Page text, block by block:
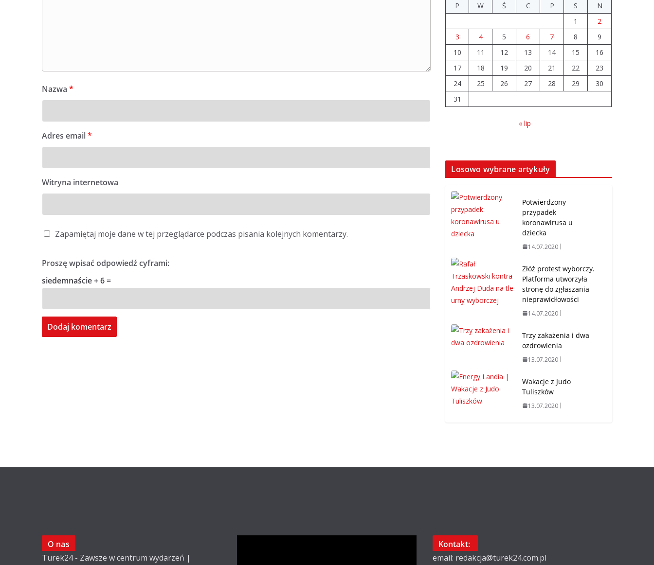
Nazwa *
Adres email*
Witryna internetowa
Zapamiętaj moje dane w tej przeglądarce podczas pisania kolejnych komentarzy.
Proszę wpisać odpowiedź cyframi:
siedemnaście + 6 =
P
W Ś C P S
N
1
2
3
4 5 6 7 8
9
10
11 12 13 14 15
16
17
18 19 20 21 22
23
24
25 26 27 28 29
30
31
« lip
Losowo wybrane artykuły
Potwierdzony
przypadek
koronawirusa u
dziecka
14.07.2020
Złóż protest wyborczy.
Platforma utworzyła
stronę do zgłaszania
nieprawidłowości
14.07.2020
Trzy zakażenia i dwa
ozdrowienia
13.07.2020
Wakacje z Judo
Tuliszków
13.07.2020
O nas
Turek24 - Zawsze w centrum wydarzeń |
Kontakt:
email: redakcja@turek24.com.pl